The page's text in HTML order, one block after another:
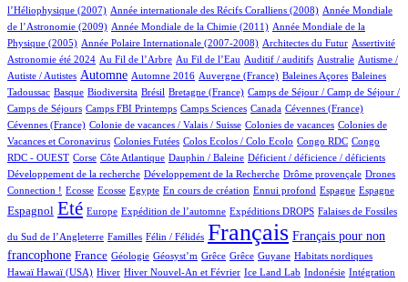
l’Héliophysique (2007)
1/539 Année internationale des Récifs Coralliens (2008)
12/539
Année Mondiale
de l’Astronomie (2009)
2/539 Année Mondiale de la Chimie (2011)
14/539
Année Mondiale de la
Physique (2005)
5/539 Année Polaire Internationale (2007-2008)
2/539 Architectes du Futur
1/539 Assertivité
12/539
Astronomie été 2024
12/539 Au Fil de l’Arbre
6/539 Au Fil de l’Eau
1/539 Auditif / auditifs
1/539 Australie
1/539
Autisme /
Autiste / Autistes
239/539 Automne
3/539 Automne 2016
5/539 Auvergne (France)
1/539 Baleines Açores
2/539
Baleines
Tadoussac
1/539 Basque
56/539 Biodiversita
1/539 Brésil
8/539 Bretagne (France)
37/539
Camps de Séjour / Camp de Séjour /
Camps de Séjours
2/539 Camps FBI Printemps
6/539 Camps Sciences
5/539 Canada
2/539 Cévennes (France)
1/539
Cévennes (France)
1/539 Colonie de vacances / Valais / Suisse
2/539 Colonies de vacances
3/539
Colonies de
Vacances et Coronavirus
1/539 Colonies Futées
1/539 Colos Ecolos / Colo Ecolo
1/539 Congo RDC
3/539
Congo
RDC - OUEST
1/539 Corse
12/539 Côte Atlantique
1/539 Dauphin / Baleine
1/539 Déficient / déficience / déficients
1/539
Développement de la recherche
1/539 Développement de la Recherche
1/539 Drôme provençale
12/539
Drones
Connection !
1/539 Ecosse
1/539 Ecosse
1/539 Egypte
10/539 En cours de création
1/539 Ennui profond
24/539 Espagne
14/539 Espagne
123/539
Espagnol
392/539 Eté
10/539 Europe
58/539 Expédition de l’automne
90/539 Expéditions DROPS
2/539 Falaises de Fossiles
du Sud de l’Angleterre Familles Félin / Félidés Français Français pour non
francophone
166/539 France
24/539 Géologie
1/539 Géosyst’m
1/539 Grêce
1/539 Grêce
1/539 Guyane
3/539 Habitats nordiques
1/539
Hawaï
1/539Hawaï (USA)
99/539 Hiver
17/539 Hiver Nouvel-An et Février
6/539 Ice Land Lab
2/539 Indonésie
1/539
Intégration